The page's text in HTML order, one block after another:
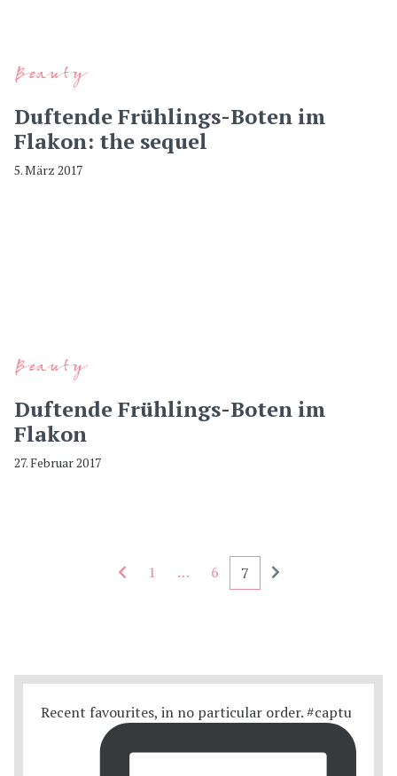
Beauty
Duftende Frühlings-Boten im
Flakon: the sequel
5. März 2017
Beauty
Duftende Frühlings-Boten im
Flakon
27. Februar 2017
Seitennummerierung - rückwärts
1 … 6 7
Recent favourites, in no particular order. #captu